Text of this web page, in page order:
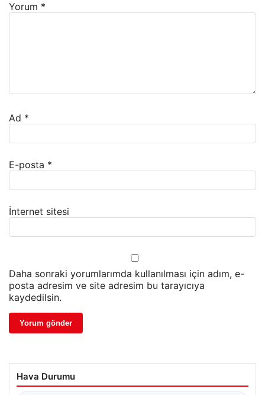
Yorum *
Ad *
E-posta *
İnternet sitesi
Daha sonraki yorumlarımda kullanılması için adım, e-
posta adresim ve site adresim bu tarayıcıya
kaydedilsin.
Hava Durumu